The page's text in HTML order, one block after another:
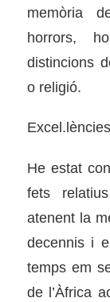
memòria
horrors,
distincions
o religió.
He estat
fets
atenent la
decennis i
temps em
de l’Àfrica